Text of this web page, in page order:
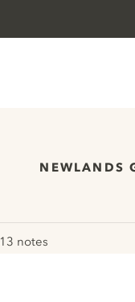
NEWLANDS
13 notes